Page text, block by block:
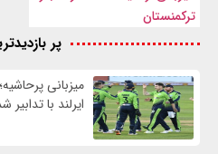
ترکمنستان
پر
میزبانی
ایرلند با